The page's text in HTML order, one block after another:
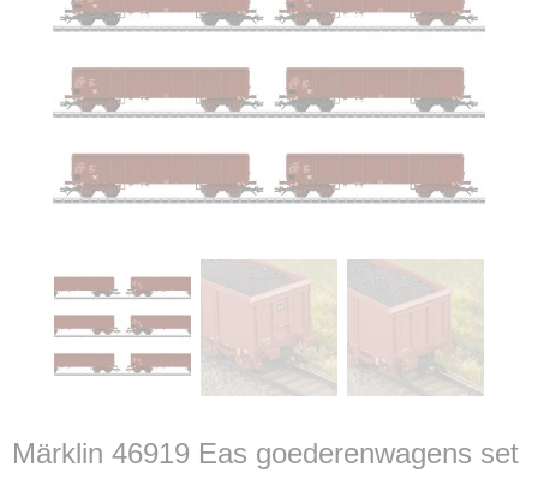
Märklin 46919 Eas goederenwagens set